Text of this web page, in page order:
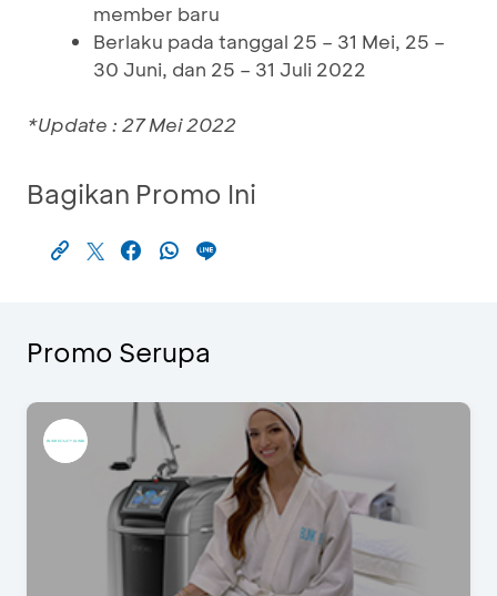
member baru
Berlaku pada tanggal 25 – 31 Mei, 25 –
30 Juni, dan 25 – 31 Juli 2022
*Update : 27 Mei 2022
Bagikan Promo Ini
Promo Serupa